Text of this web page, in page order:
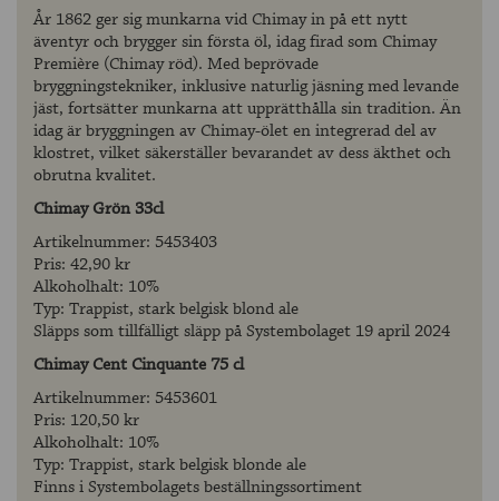
År 1862 ger sig munkarna vid Chimay in på ett nytt
äventyr och brygger sin första öl, idag firad som Chimay
Première (Chimay röd). Med beprövade
bryggningstekniker, inklusive naturlig jäsning med levande
jäst, fortsätter munkarna att upprätthålla sin tradition. Än
idag är bryggningen av Chimay-ölet en integrerad del av
klostret, vilket säkerställer bevarandet av dess äkthet och
obrutna kvalitet.
Chimay Grön 33cl
Artikelnummer: 5453403
Pris: 42,90 kr
Alkoholhalt: 10%
Typ: Trappist, stark belgisk blond ale
Släpps som tillfälligt släpp på Systembolaget 19 april 2024
Chimay Cent Cinquante 75 cl
Artikelnummer: 5453601
Pris: 120,50 kr
Alkoholhalt: 10%
Typ: Trappist, stark belgisk blonde ale
Finns i Systembolagets beställningssortiment